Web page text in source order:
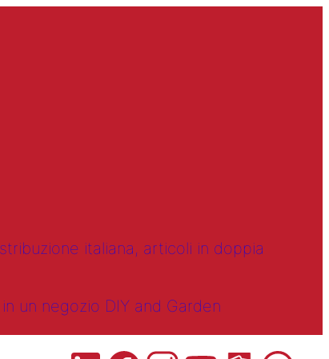
italiana, articoli in doppia
un negozio DIY and Garden